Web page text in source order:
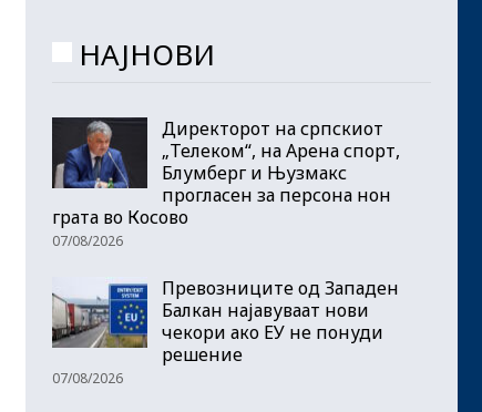
НАЈНОВИ
Директорот на српскиот
„Телеком“, на Арена спорт,
Блумберг и Њузмакс
прогласен за персона нон
грата во Косово
07/08/2026
Превозниците од Западен
Балкан најавуваат нови
чекори ако ЕУ не понуди
решение
07/08/2026